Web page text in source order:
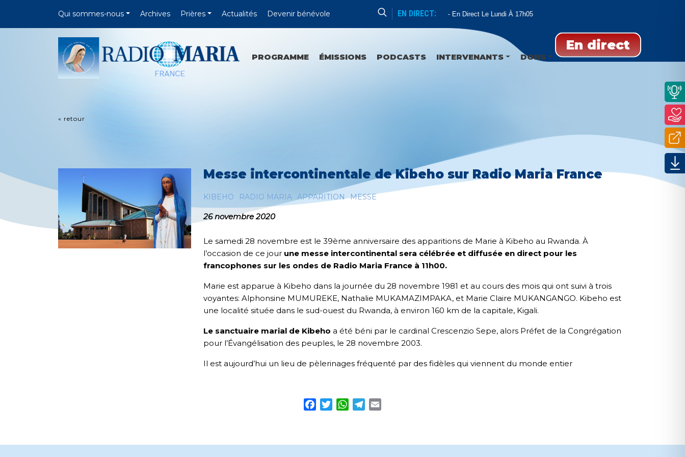
Qui sommes-nous Archives Prières Actualités Devenir bénévole EN DIRECT:
Sanctuaires Et Communautés En Direct Le Lundi À 17h05
En direct
PROGRAMME ÉMISSIONS PODCASTS INTERVENANTS DONS
« retour
Messe intercontinentale de Kibeho sur Radio Maria France
KIBEHO RADIO MARIA APPARITION MESSE
26 novembre 2020
Le samedi 28 novembre est le 39ème anniversaire des apparitions de Marie à Kibeho au Rwanda. À
l’occasion de ce jour une messe intercontinental sera célébrée et diffusée en direct pour les
francophones sur les ondes de Radio Maria France à 11h00.
Marie est apparue à Kibeho dans la journée du 28 novembre 1981 et au cours des mois qui ont suivi à trois
voyantes: Alphonsine MUMUREKE, Nathalie MUKAMAZIMPAKA, et Marie Claire MUKANGANGO. Kibeho est
une localité située dans le sud-ouest du Rwanda, à environ 160 km de la capitale, Kigali.
Le sanctuaire marial de Kibeho a été béni par le cardinal Crescenzio Sepe, alors Préfet de la Congrégation
pour l’Évangélisation des peuples, le 28 novembre 2003.
Il est aujourd’hui un lieu de pèlerinages fréquenté par des fidèles qui viennent du monde entier
Facebook
TwitterWhatsApp
Telegram